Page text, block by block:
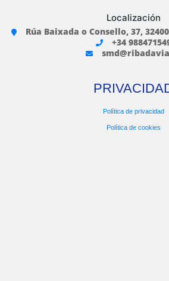
Localización
Rúa Baixada o Consello, 37,
+34
Política de privacidad
Política de cookies